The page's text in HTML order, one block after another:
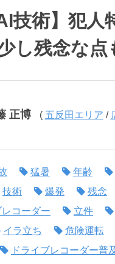
技術】犯人
し残念な
正博 ( 五反田エリア /
猛暑 年齢
技術 爆発 残念
レコーダー 立件
イラ立ち 危険運転
ドライブレコーダー普